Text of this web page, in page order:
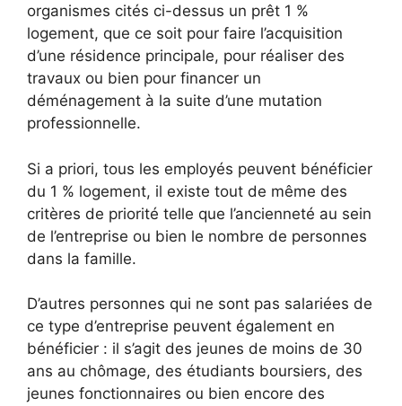
organismes cités ci-dessus un prêt 1 %
logement, que ce soit pour faire l’acquisition
d’une résidence principale, pour réaliser des
travaux ou bien pour financer un
déménagement à la suite d’une mutation
professionnelle.
Si a priori, tous les employés peuvent bénéficier
du 1 % logement, il existe tout de même des
critères de priorité telle que l’ancienneté au sein
de l’entreprise ou bien le nombre de personnes
dans la famille.
D’autres personnes qui ne sont pas salariées de
ce type d’entreprise peuvent également en
bénéficier : il s’agit des jeunes de moins de 30
ans au chômage, des étudiants boursiers, des
jeunes fonctionnaires ou bien encore des